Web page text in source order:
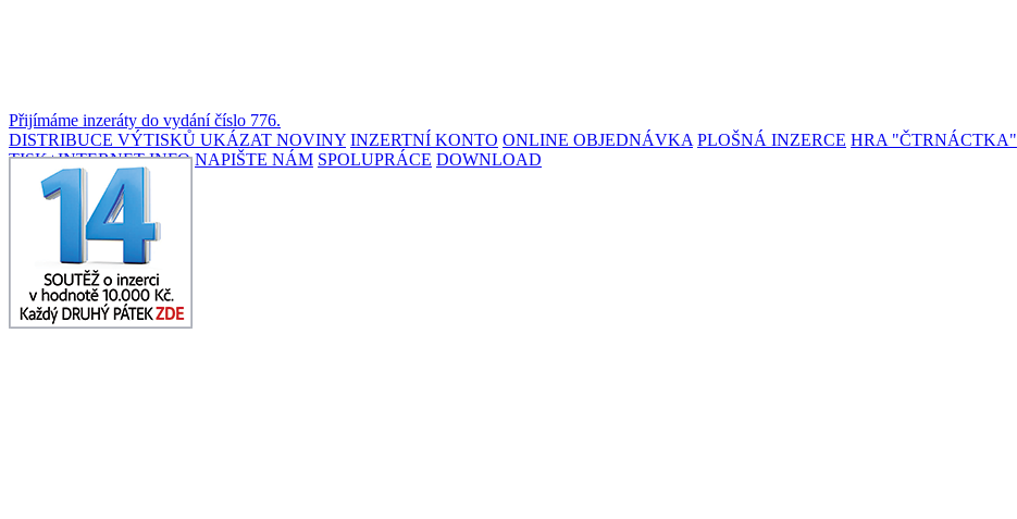
Přijímáme inzeráty do vydání číslo 776.
DISTRIBUCE VÝTISKŮ UKÁZAT NOVINY INZERTNÍ KONTO ONLINE OBJEDNÁVKA PLOŠNÁ INZERCE HRA "ČTRNÁCTKA"
TISK+INTERNET INFO NAPIŠTE NÁM SPOLUPRÁCE DOWNLOAD